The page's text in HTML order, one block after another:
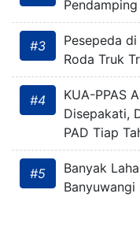
#3
Pesepeda
Roda Truk
#4
KUA-PPAS
Disepakati,
PAD Tiap
#5
Banyak
Banyuwangi